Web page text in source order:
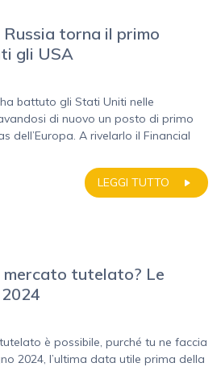
Russia torna il primo
gli USA
battuto gli Stati Uniti nelle
di nuovo un posto di primo
dell’Europa. A rivelarlo il Financial
LEGGI TUTTO
tutelato? Le
è possibile, purché tu ne faccia
2024, l’ultima data utile prima della